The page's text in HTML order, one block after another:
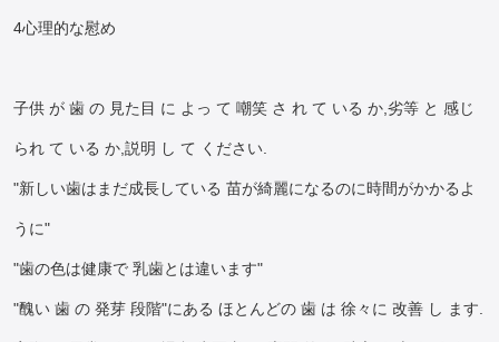
4心理的な慰め
子供 が 歯 の 見た目 に よっ て 嘲笑 さ れ て いる か,劣等 と 感じ
られ て いる か,説明 し て ください.
"新しい歯はまだ成長している 苗が綺麗になるのに時間がかかるよ
うに"
"歯の色は健康で 乳歯とは違います"
"醜い 歯 の 発芽 段階"にある ほとんどの 歯 は 徐々に 改善 し ます.